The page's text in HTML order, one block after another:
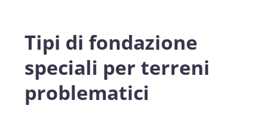
Tipi di fondazione
speciali per terreni
problematici